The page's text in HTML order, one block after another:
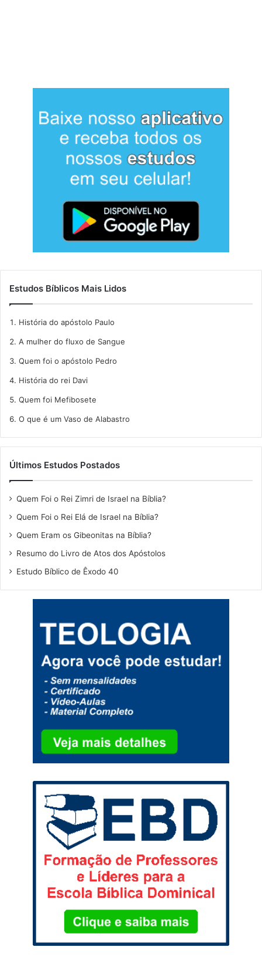
Estudos Bíblicos Mais Lidos
História do apóstolo Paulo
A mulher do fluxo de Sangue
Quem foi o apóstolo Pedro
História do rei Davi
Quem foi Mefibosete
O que é um Vaso de Alabastro
Últimos Estudos Postados
Quem Foi o Rei Zimri de Israel na Bíblia?
Quem Foi o Rei Elá de Israel na Bíblia?
Quem Eram os Gibeonitas na Bíblia?
Resumo do Livro de Atos dos Apóstolos
Estudo Bíblico de Êxodo 40